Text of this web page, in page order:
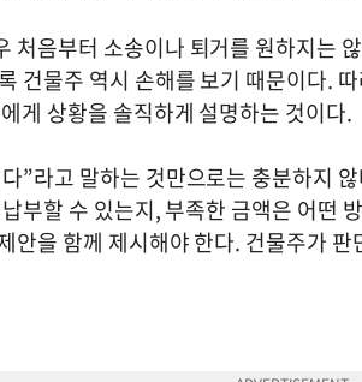
처음부터 소송이나 퇴거를 원하지는
건물주 역시 손해를 보기 때문이다.
게 상황을 솔직하게 설명하는 것이다.
”라고 말하는 것만으로는 충분하지
부할 수 있는지, 부족한 금액은 어떤
안을 함께 제시해야 한다. 건물주가